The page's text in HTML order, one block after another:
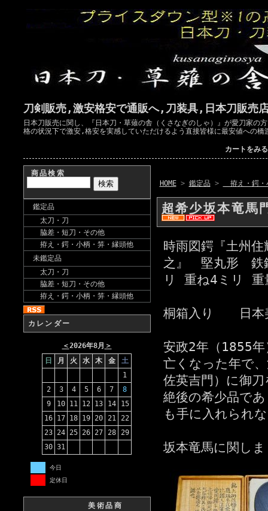
刀剣販売,激安格安で通販へ,刀装具,日本刀販売
日本刀販売に関し、『日本刀・草薙の舎（くさなぎのしゃ）』が愛刀家の
格の状況下で激安,格安を実感していただけるよう直接皆様に最安値への
カートをみる
商品検索
鑑定品
太刀・刀
脇差・短刀・その他
拵え・鍔・小柄・笄・縁頭他
未鑑定品
太刀・刀
脇差・短刀・その他
拵え・鍔・小柄・笄・縁頭他
カレンダー
＜2026年8月 ＞
日
月 火 水 木 金
土
1
2
3 4 5 6 7
8
9
10 11 12 13 14
15
16 17 18 19 20 21
22
23 24 25 26 27 28
29
30 31
今日
定休日
美術品商
HOME> 鑑定品> 拵え・鍔・
超希少坂本竜馬
時雨図鍔『土州
之』 堅丸形 鉄
リ 重ね4ミリ 重
桐箱入り 日本
安政2年（1855
亡くなった年で
佐英吉門）に御
絶後の希少品で
も手に入れられ
坂本竜馬に関し